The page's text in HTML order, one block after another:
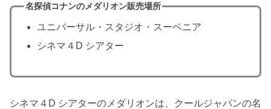
名探偵コナンのメダリオン販売場所
ユニバーサル・スタジオ・スーベニア
シネマ４D シアター
シネマ４D シアターのメダリオンは、クールジャパンの名